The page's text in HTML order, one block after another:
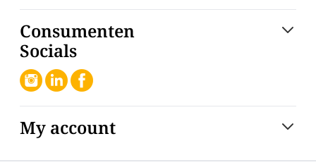
Consumenten
Socials
My account